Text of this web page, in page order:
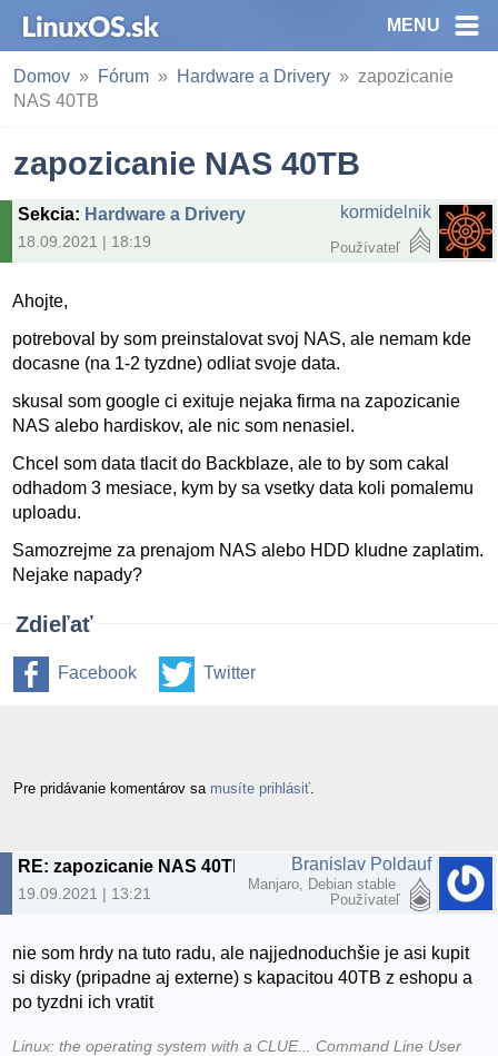
MENU
Domov Fórum Hardware a Drivery
zapozicanie
NAS 40TB
zapozicanie NAS 40TB
Sekcia: Hardware a Drivery
18.09.2021 | 18:19
kormidelnik
Používateľ
Ahojte,
potreboval by som preinstalovat svoj NAS, ale nemam kde
docasne (na 1-2 tyzdne) odliat svoje data.
skusal som google ci exituje nejaka firma na zapozicanie
NAS alebo hardiskov, ale nic som nenasiel.
Chcel som data tlacit do Backblaze, ale to by som cakal
odhadom 3 mesiace, kym by sa vsetky data koli pomalemu
uploadu.
Samozrejme za prenajom NAS alebo HDD kludne zaplatim.
Nejake napady?
Zdieľať
Facebook Twitter
Pre pridávanie komentárov sa musíte prihlásiť
RE: zapozicanie NAS 40TB
19.09.2021 | 13:21
Branislav Poldauf
Manjaro, Debian stable
Používateľ
nie som hrdy na tuto radu, ale najjednoduchšie je asi kupit
si disky (pripadne aj externe) s kapacitou 40TB z eshopu a
po tyzdni ich vratit
Linux: the operating system with a CLUE... Command Line User